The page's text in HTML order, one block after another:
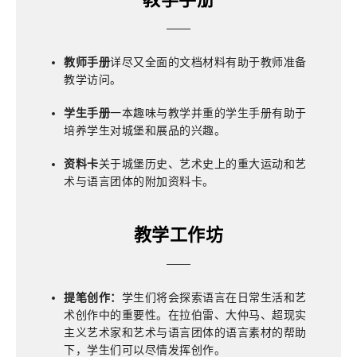
教师手册详尽又全面的文档材料有助于教师准备
教学访问。
学生手册一本趣味与教学并重的学生手册有助于
培养学生对城堡和展品的兴趣。
资料卡关于城堡历史、艺术史上的重大运动和艺
术与语言团体的附加资料卡。
教学工作坊
提笔创作： 学生们将会探索语言在日常生活和艺
术创作中的重要性。在拉伯雷、大仲马、超现实
主义艺术家和艺术与语言团体的语言素材的帮助
下，学生们可以尽情发挥创作。